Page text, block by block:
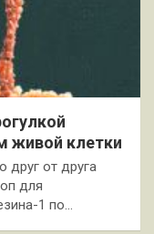
живой клетки
друг от друга
для
1 по…